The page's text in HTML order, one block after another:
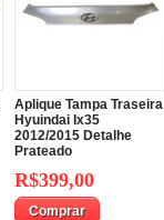
Aplique Tampa Traseira
Hyuindai Ix35
2012/2015 Detalhe
Prateado
R$399,00
Comprar